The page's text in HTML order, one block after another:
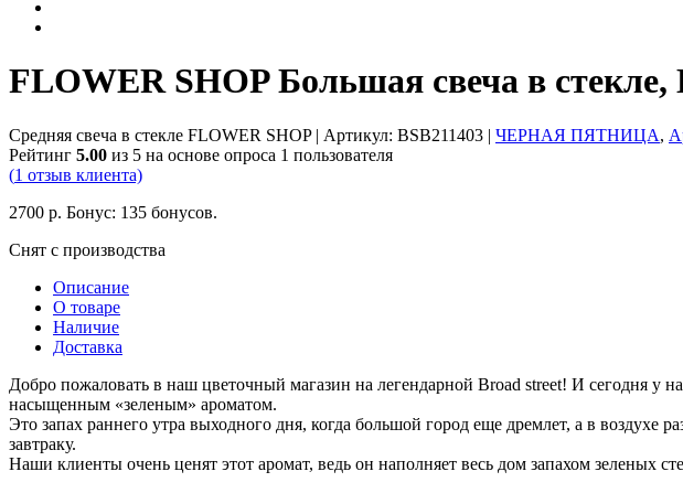
FLOWER SHOP Большая свеча в
Средняя свеча в стекле FLOWER SHOP | Артикул: BSB211403 | ЧЕРНАЯ ПЯТНИЦА,
Рейтинг 5.00 из 5 на основе опроса 1 пользователя
(1 отзыв клиента)
2700 р. Бонус: 135 бонусов.
Снят с производства
Описание
О товаре
Наличие
Доставка
Добро пожаловать в наш цветочный магазин на легендарной Broad street! И сегодня у
насыщенным «зеленым» ароматом.
Это запах раннего утра выходного дня, когда большой город еще дремлет, а в воздухе
завтраку.
Наши клиенты очень ценят этот аромат, ведь он наполняет весь дом запахом зеленых